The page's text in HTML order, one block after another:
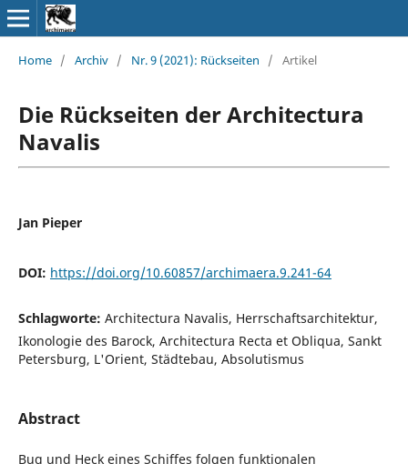
Home / Archiv / Nr. 9 (2021): Rückseiten / Artikel
Die Rückseiten der Architectura
Navalis
Jan Pieper
DOI: https://doi.org/10.60857/archimaera.9.241-64
Schlagworte: Architectura Navalis, Herrschaftsarchitektur,
Ikonologie des Barock, Architectura Recta et Obliqua, Sankt
Petersburg, L'Orient, Städtebau, Absolutismus
Abstract
Bug und Heck eines Schiffes folgen funktionalen